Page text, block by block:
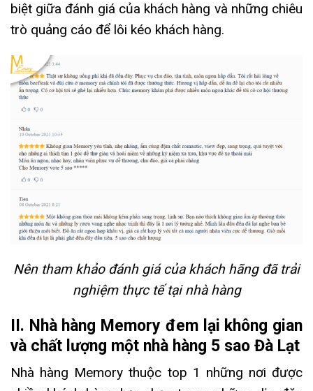
biệt giữa đánh giá của khách hàng và những chiêu
trò quảng cáo để lôi kéo khách hàng.
Nên tham khảo đánh giá của khách hãng đã trải
nghiệm thực tế tại nhà hàng
II. Nhà hàng Memory đem lại không gian
và chất lượng một nhà hàng 5 sao Đà Lạt
Nhà hàng Memory thuộc top 1 những nơi được